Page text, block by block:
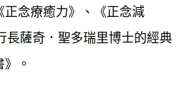
正念療癒力》、《正念減
長薩奇．聖多瑞里博士的經典
。